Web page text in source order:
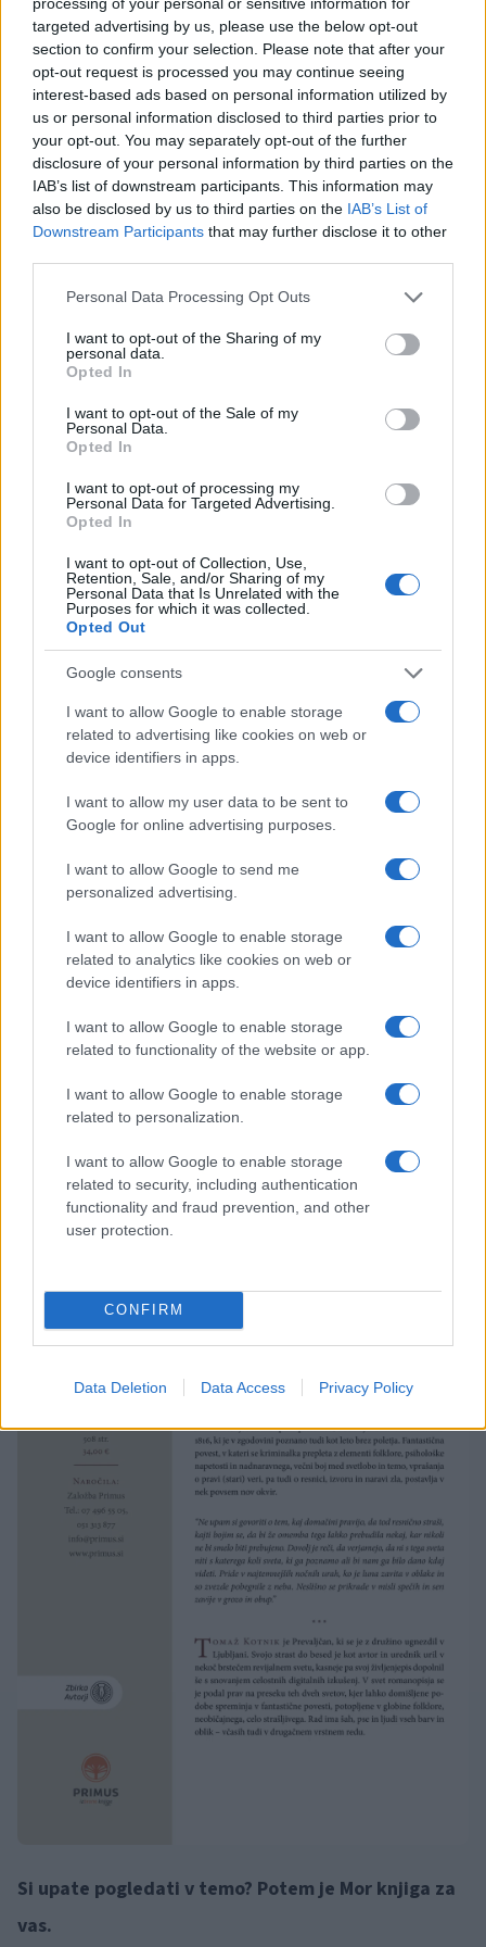
targeted advertising by us, please use the below opt-out
section to confirm your selection. Please note that after your
opt-out request is processed you may continue seeing
interest-based ads based on personal information utilized by
us or personal information disclosed to third parties prior to
your opt-out. You may separately opt-out of the further
disclosure of your personal information by third parties on the
IAB’s list of downstream participants. This information may
also be disclosed by us to third parties on the IAB’s List of
Downstream Participants that may further disclose it to other
Please note that this website/app uses one or more Google
not limited to your visit or usage behaviour. You may click to
grant or deny consent to Google and its third-party tags to
use your data for below specified purposes in below Google
consent section.
Personal Data Processing Opt Outs
I want to opt-out of the Sharing of my
personal data.
Opted In
I want to opt-out of the Sale of my
Personal Data.
Opted In
I want to opt-out of processing my
Personal Data for Targeted Advertising.
Opted In
I want to opt-out of Collection, Use,
Retention, Sale, and/or Sharing of my
Personal Data that Is Unrelated with the
Purposes for which it was collected.
Opted Out
Google consents
I want to allow Google to enable storage
related to advertising like cookies on web or
device identifiers in apps.
I want to allow my user data to be sent to
Google for online advertising purposes.
I want to allow Google to send me
personalized advertising.
I want to allow Google to enable storage
related to analytics like cookies on web or
device identifiers in apps.
I want to allow Google to enable storage
related to functionality of the website or app.
I want to allow Google to enable storage
related to personalization.
I want to allow Google to enable storage
related to security, including authentication
functionality and fraud prevention, and other
user protection.
CONFIRM
Data Deletion Data Access Privacy Policy
So se vam otroške sanje uresničile? Kaj si želite v
prihodnje?
Vedno sem si želel napisati nekaj, kar bi kdo tudi
prebral. To se zdaj dogaja. V prihodnje si želim
predvsem pisati naprej.
Kakšna je vaša največja želja?
Da bi lahko čim več časa posvetil stvarem, ki imajo
zame smisel. In da bi slišal vsaj dva bralca reči: "Ta
knjiga mi je bila pa res všeč."
Kdo je vaš vzornik?
Sem iz tistih časov, ko smo si bolj kot ljudi za vzor
jemali vrednote. Moje so radovednost, spoštovanje in
zmernost.
Kaj pa vi radi prebirate?
Zgodbe, ki ne povedo vsega. Tiste, ki nekaj pustijo
skritega. Lahko so klasične ali sodobne – če me
zadenejo v dušo, ni pomembno, s katere police so.
je fantazijska povest, postavljena v leto 1816 –
znano kot leto brez poletja. Začne se z umorom v speči
slovenski vasici in hitro zdrsne v temačne globine
Roman
raziskuje notranje boje,kjer razum popušča pred
neznanim, vera razpada pod težo dvoma, in žrtvovanje
postane cena za odrešitev. Preplet psihološkega
trilerja, folklore in grozljivke.
Si upate pogledati v temo? Potem je Mor knjiga za
vas.